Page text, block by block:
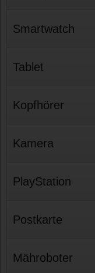
Smartwatch
Tablet
Kopfhörer
Kamera
PlayStation
Postkarte
Mähroboter